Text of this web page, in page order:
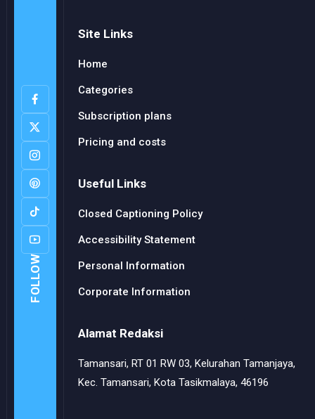
FOLLOW
Site Links
Home
Categories
Subscription plans
Pricing and costs
Useful Links
Closed Captioning Policy
Accessibility Statement
Personal Information
Corporate Information
Alamat Redaksi
Tamansari, RT 01 RW 03, Kelurahan Tamanjaya,
Kec. Tamansari, Kota Tasikmalaya, 46196